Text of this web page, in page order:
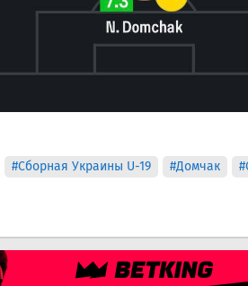
#Сборная Украины U-19 #Домчак